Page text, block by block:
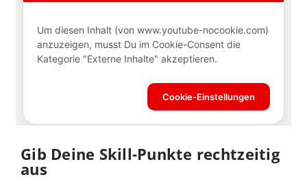
Gib Deine Skill-Punkte rechtzeitig
aus